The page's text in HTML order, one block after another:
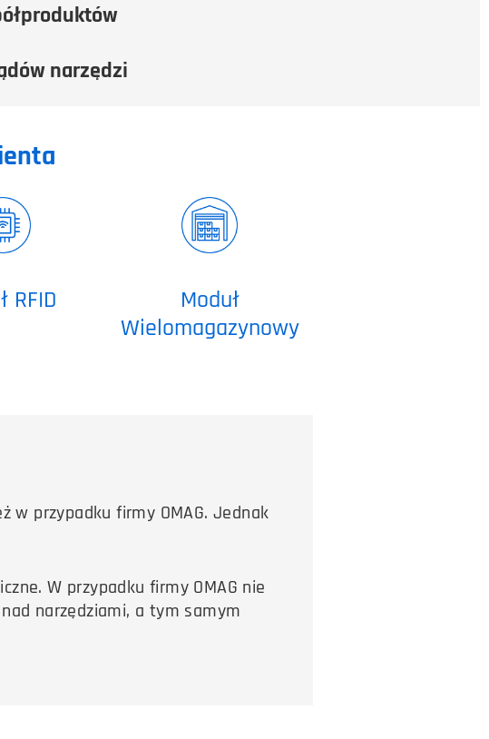
narzędzi
RFID
Moduł
Wielomagazynowy
w przypadku firmy OMAG. Jednak
W przypadku firmy OMAG nie
narzędziami, a tym samym